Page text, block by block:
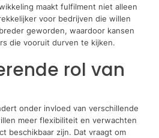
maakt fulfilment niet alleen
voor bedrijven die willen
geworden, waardoor kansen
die vooruit durven te kijken.
rol van
onder invloed van verschillende
meer flexibiliteit en verwachten
beschikbaar zijn. Dat vraagt om